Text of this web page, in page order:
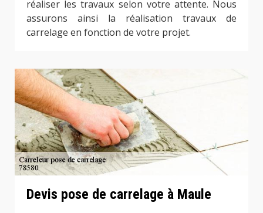
réaliser les travaux selon votre attente. Nous
assurons ainsi la réalisation travaux de
carrelage en fonction de votre projet.
Devis pose de carrelage à Maule